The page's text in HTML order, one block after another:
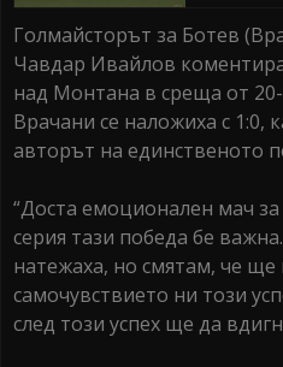
Голмайсторът за Ботев
Чавдар Ивайлов
над Монтана в среща от
Врачани се наложиха с 1:0,
авторът на единственото
“Доста емоционален мач
серия тази победа бе
натежаха, но смятам, че ще
самочувствието ни този
след този успех ще да